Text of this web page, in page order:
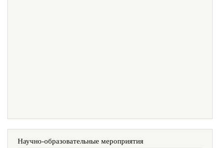
Научно-образовательные мероприятия